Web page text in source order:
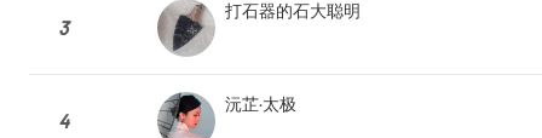
3
打石器的石大聪明
4
沅芷·太极